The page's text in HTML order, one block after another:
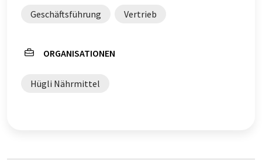
Geschäftsführung Vertrieb
ORGANISATIONEN
Hügli Nährmittel